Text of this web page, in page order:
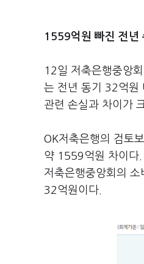
1559억원 빠진 전
12일 저축은행중앙
는 전년 동기 32억원
관련 손실과 차이가
OK저축은행의 검토
약 1559억원 차이다.
저축은행중앙회의
32억원이다.